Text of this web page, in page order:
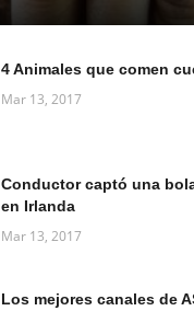
4 Animales que comen
Mar 13, 2017
Conductor captó una
en Irlanda
Mar 13, 2017
Los mejores canales de